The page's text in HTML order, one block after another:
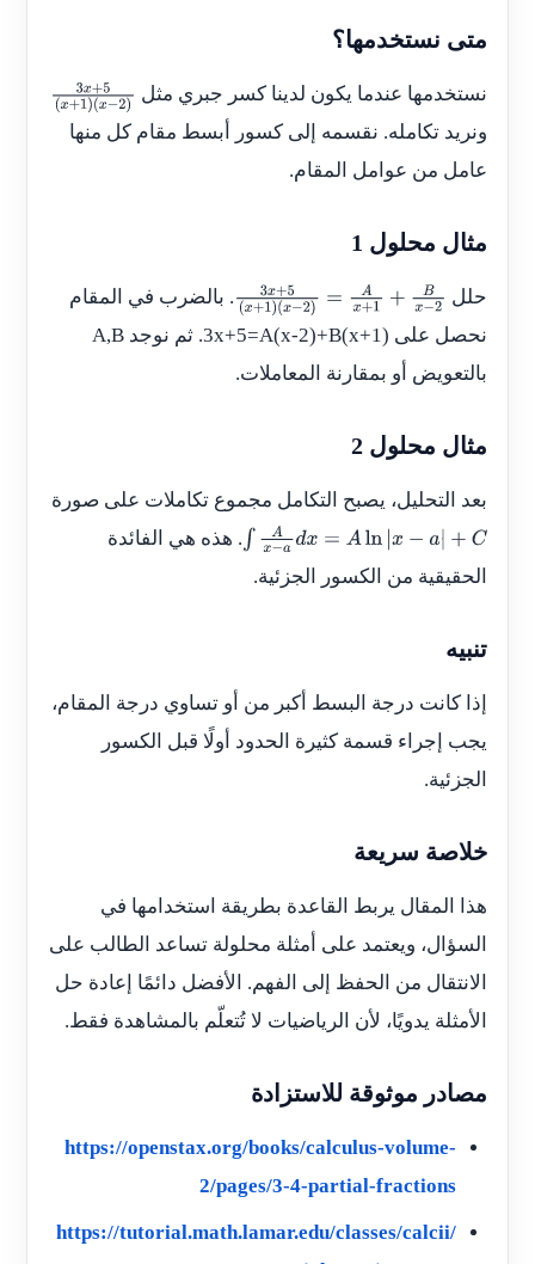
متى نستخدمها؟
نستخدمها عندما يكون لدينا كسر جبري مثل 3x+5(x+1
x−2)
ونريد تكامله. نقسمه إلى كسور أبسط مقام كل منها
عامل من عوامل المقام.
مثال محلول 1
حلل 3x+5(x+1 )
(x−2)=Ax+1+Bx− 2
. بالضرب في المقام
نحصل على 3x+5=A(x-2)+B(x+1). ثم نوجد A,B
بالتعويض أو بمقارنة المعاملات.
مثال محلول 2
بعد التحليل، يصبح التكامل مجموع تكاملات على صورة
∫ Ax−adx =A ln|x−a|+C
. هذه هي الفائدة
الحقيقية من الكسور الجزئية.
تنبيه
إذا كانت درجة البسط أكبر من أو تساوي درجة المقام،
يجب إجراء قسمة كثيرة الحدود أولًا قبل الكسور
الجزئية.
خلاصة سريعة
هذا المقال يربط القاعدة بطريقة استخدامها في
السؤال، ويعتمد على أمثلة محلولة تساعد الطالب على
الانتقال من الحفظ إلى الفهم. الأفضل دائمًا إعادة حل
الأمثلة يدويًا، لأن الرياضيات لا تُتعلّم بالمشاهدة فقط.
مصادر موثوقة للاستزادة
https://openstax.org/books/calculus-volume-
2/pages/3-4-partial-fractions
https://tutorial.math.lamar.edu/classes/calcii/